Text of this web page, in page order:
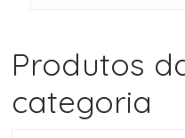
Produtos
categoria